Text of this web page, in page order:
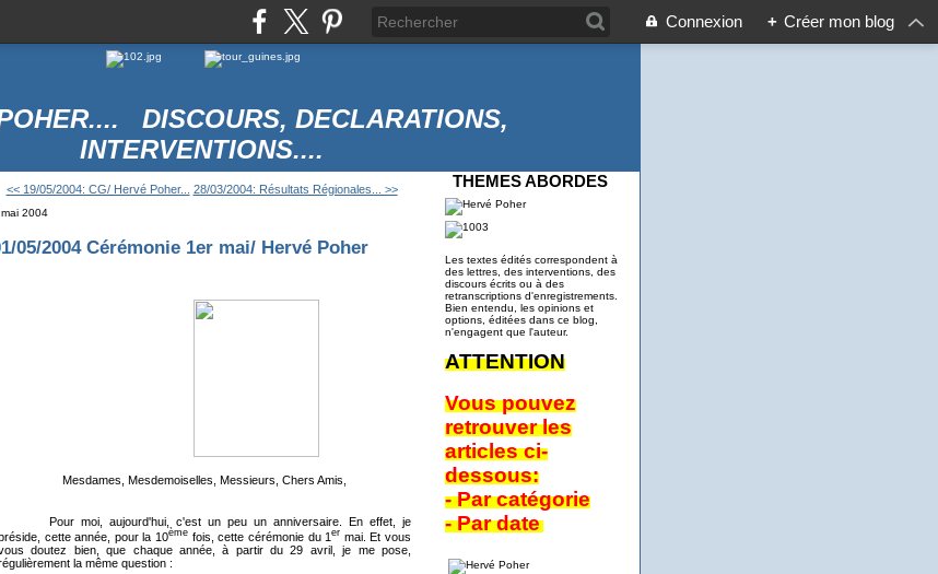
Connexion + Créer mon blog
DISCOURS, DECLARATIONS,
INTERVENTIONS....
<< 19/05/2004: CG/ Hervé Poher... 28/03/2004: Résultats Régionales... >>
mai 2004
05/2004 Cérémonie 1er mai/ Hervé Poher
Mesdames, Mesdemoiselles, Messieurs, Chers Amis,
Pour moi, aujourd'hui, c'est un peu un anniversaire. En effet, je
cette année, pour la 10ème fois, cette cérémonie du 1er mai. Et vous
doutez bien, que chaque année, à partir du 29 avril, je me pose,
la même question :
THEMES ABORDES
Les textes édités correspondent à
des lettres, des interventions, des
discours écrits ou à des
retranscriptions d'enregistrements.
Bien entendu, les opinions et
options, éditées dans ce blog,
n'engagent que l'auteur.
ATTENTION
Vous pouvez
retrouver les
articles ci-
dessous:
- Par catégorie
- Par date